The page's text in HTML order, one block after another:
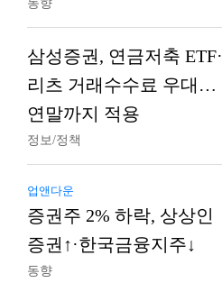
동향
삼성증권, 연금저축 ETF·
리츠 거래수수료 우대…
연말까지 적용
정보/정책
업앤다운
증권주 2% 하락, 상상인
증권↑·한국금융지주↓
동향